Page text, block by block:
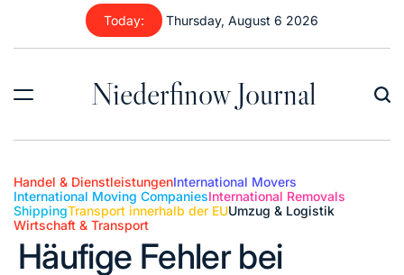
content
Today: Thursday, August 6 2026
Niederfinow Journal
Posted
in
Handel & DienstleistungenInternational Movers
International Moving CompaniesInternational Removals
ShippingTransport innerhalb der EUUmzug & Logistik
Wirtschaft & Transport
Häufige Fehler bei